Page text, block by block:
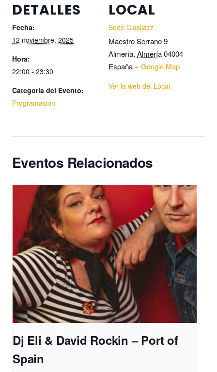
DETALLES
Fecha:
12 noviembre, 2025
Hora:
22:00 - 23:30
Categoría del Evento:
Programación
LOCAL
Sede Clasijazz
Maestro Serrano 9
Almería, Almería04004
España + Google Map
Ver la web del Local
Eventos Relacionados
Dj Eli & David Rockin – Port of
Spain